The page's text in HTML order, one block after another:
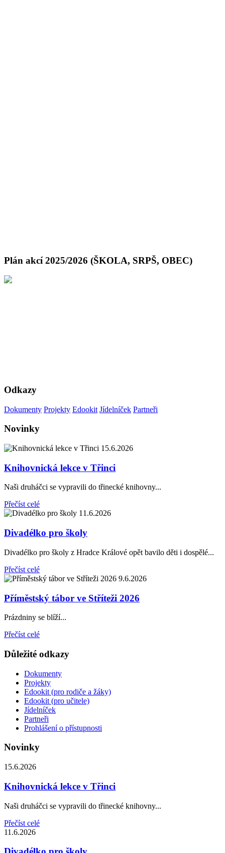
Plán akcí 2025/2026 (ŠKOLA, SRPŠ, OBEC)
Odkazy
Dokumenty Projekty Edookit Jídelníček Partneři
Novinky
15.6.2026
Knihovnická lekce v Třinci
Naši druháčci se vypravili do třinecké knihovny...
Přečíst celé
11.6.2026
Divadélko pro školy
Divadélko pro školy z Hradce Králové opět bavilo děti i dospělé...
Přečíst celé
9.6.2026
Příměstský tábor ve Stříteži 2026
Prázdniny se blíží...
Přečíst celé
Důležité odkazy
Dokumenty
Projekty
Edookit (pro rodiče a žáky)
Edookit (pro učitele)
Jídelníček
Partneři
Prohlášení o přístupnosti
Novinky
15.6.2026
Knihovnická lekce v Třinci
Naši druháčci se vypravili do třinecké knihovny...
Přečíst celé
11.6.2026